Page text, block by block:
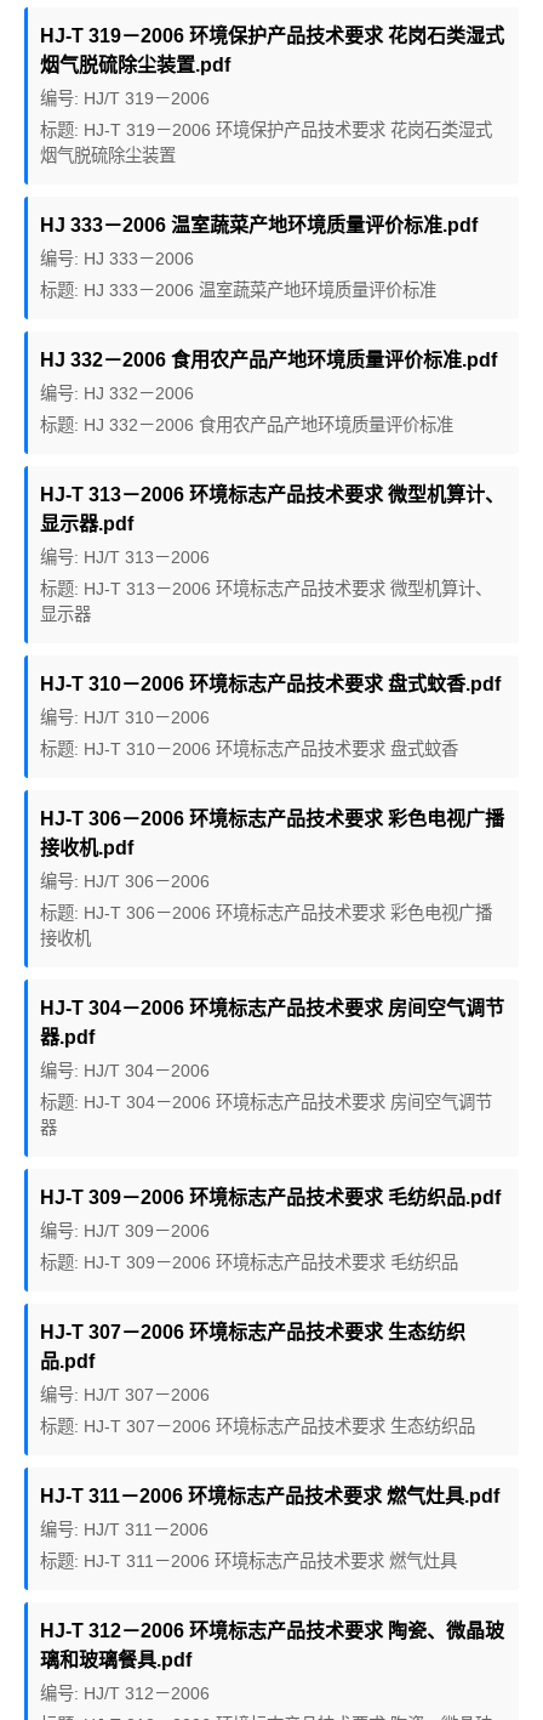
HJ-T 319－2006 环境保护产品技术要求 花岗石类湿式
烟气脱硫除尘装置.pdf
编号: HJ/T 319－2006
标题: HJ-T 319－2006 环境保护产品技术要求 花岗石类湿式
烟气脱硫除尘装置
HJ 333－2006 温室蔬菜产地环境质量评价标准.pdf
编号: HJ 333－2006
标题: HJ 333－2006 温室蔬菜产地环境质量评价标准
HJ 332－2006 食用农产品产地环境质量评价标准.pdf
编号: HJ 332－2006
标题: HJ 332－2006 食用农产品产地环境质量评价标准
HJ-T 313－2006 环境标志产品技术要求 微型机算计、
显示器.pdf
编号: HJ/T 313－2006
标题: HJ-T 313－2006 环境标志产品技术要求 微型机算计、
显示器
HJ-T 310－2006 环境标志产品技术要求 盘式蚊香.pdf
编号: HJ/T 310－2006
标题: HJ-T 310－2006 环境标志产品技术要求 盘式蚊香
HJ-T 306－2006 环境标志产品技术要求 彩色电视广播
接收机.pdf
编号: HJ/T 306－2006
标题: HJ-T 306－2006 环境标志产品技术要求 彩色电视广播
接收机
HJ-T 304－2006 环境标志产品技术要求 房间空气调节
器.pdf
编号: HJ/T 304－2006
标题: HJ-T 304－2006 环境标志产品技术要求 房间空气调节
器
HJ-T 309－2006 环境标志产品技术要求 毛纺织品.pdf
编号: HJ/T 309－2006
标题: HJ-T 309－2006 环境标志产品技术要求 毛纺织品
HJ-T 307－2006 环境标志产品技术要求 生态纺织
品.pdf
编号: HJ/T 307－2006
标题: HJ-T 307－2006 环境标志产品技术要求 生态纺织品
HJ-T 311－2006 环境标志产品技术要求 燃气灶具.pdf
编号: HJ/T 311－2006
标题: HJ-T 311－2006 环境标志产品技术要求 燃气灶具
HJ-T 312－2006 环境标志产品技术要求 陶瓷、微晶玻
璃和玻璃餐具.pdf
编号: HJ/T 312－2006